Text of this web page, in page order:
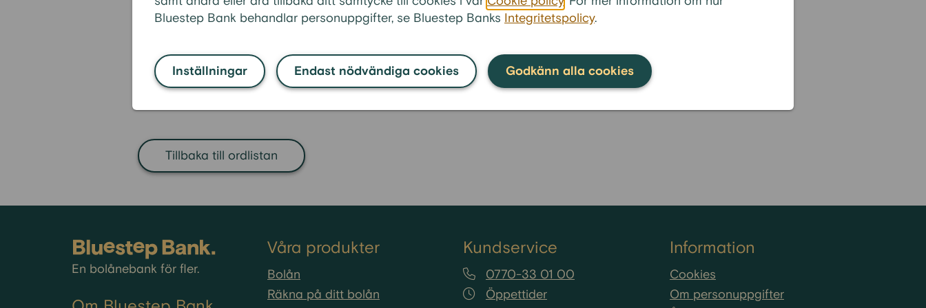
Bluestep Bank behandlar personuppgifter, se Bluestep Banks Integritetspolicy.
Inställningar Endast nödvändiga cookies Godkänn alla cookies
exakta utgifter som lånet omfattar.
lån. Om man väljer bunden ränta så ligger kostnaderna stilla och man behöver inte oroa sig för plötsligt ökade
utgifter. Däremot, i samband med rörlig ränta så är det möjligt att räntekostnaden ökar eller minskar. Vilken typ av
Tillbaka till ordlistan
En bolånebank för fler.
Våra produkter
Bolån
Räkna på ditt bolån
Kundservice
0770-33 01 00
Öppettider
Information
Cookies
Om personuppgifter